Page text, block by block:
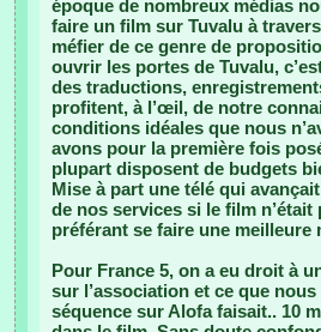
époque de nombreux médias
faire un film sur Tuvalu à
méfier de ce genre de
ouvrir les portes de Tuvalu,
des traductions,
profitent, à l’œil, de notre
conditions idéales que nous
avons pour la première fois
plupart disposent de budgets
Mise à part une télé qui
de nos services si le film
préférant se faire une meilleure
Pour France 5, on a eu droit à
sur l’association et ce que
séquence sur Alofa faisait.. 10